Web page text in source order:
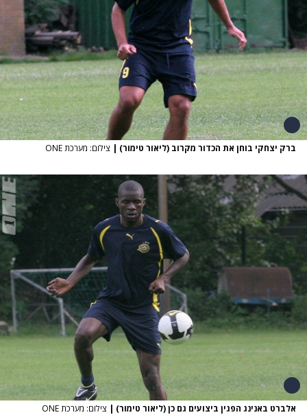
ברק יצחקי בוחן את הכדור מקרוב (ליאור טימור) | צילום: מערכת ONE
אלברט באנינג הפגין ביצועים גם כן (ליאור טימור) | צילום: מערכת ONE